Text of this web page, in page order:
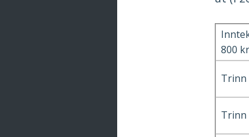
800
Trinn
Trinn